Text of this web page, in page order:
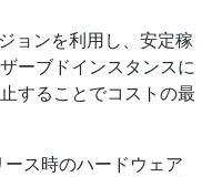
ョンを利用し、安定稼
ーブドインスタンスに
することでコストの最
ス時のハードウェア